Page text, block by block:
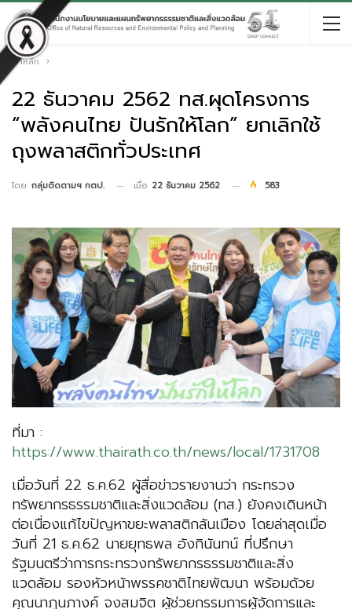
หน้าหลัก
22 ธันวาคม 2562 ทส.ผุดโครงการ
“พลังคนไทย ปันรักให้โลก” ยกเลิกใช้
ถุงพลาสติกทั่วประเทศ
โดย กลุ่มติดตามฯ กตป. เมื่อ 22 ธันวาคม 2562 583
ที่มา :
https://www.thairath.co.th/news/local/1731708
เมื่อวันที่ 22 ธ.ค.62 ผู้สื่อข่าวรายงานว่า กระทรวง
ทรัพยากรธรรมชาติและสิ่งแวดล้อม (ทส.) ยังคงเดินหน้า
ต่อเนื่องแก้ไขปัญหาขยะพลาสติกล้นเมือง โดยล่าสุดเมื่อ
วันที่ 21 ธ.ค.62 นายยุทธพล อังกินันทน์ ที่ปรึกษา
รัฐมนตรีว่าการกระทรวงทรัพยากรธรรมชาติและสิ่ง
แวดล้อม รองหัวหน้าพรรคชาติไทยพัฒนา พร้อมด้วย
คุณนาฏนภางค์ จงสมจิต ผู้ช่วยกรรมการผู้จัดการและ